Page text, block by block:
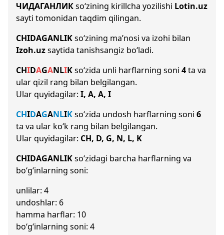
ЧИДАГАНЛИКso‘zining kirillcha yozilishi Lotin.uz
sayti tomonidan taqdim qilingan.
CHIDAGANLIKso‘zining ma’nosi va izohi bilan
Izoh.uzsaytida tanishsangiz bo‘ladi.
CHIDAGANLIKso‘zida unli harflarning soni 4ta va
ular qizil rang bilan belgilangan.
Ular quyidagilar: I, A, A, I
CHIDAGANLIKso‘zida undosh harflarning soni 6
ta va ular ko‘k rang bilan belgilangan.
Ular quyidagilar: CH, D, G, N, L, K
CHIDAGANLIKso‘zidagi barcha harflarning va
bo‘g‘inlarning soni:
unlilar: 4
undoshlar: 6
hamma harflar: 10
bo‘g‘inlarning soni: 4